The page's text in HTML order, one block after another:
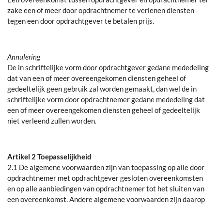
zake een of meer door opdrachtnemer te verlenen diensten
tegen een door opdrachtgever te betalen prijs.
Annulering
De in schriftelijke vorm door opdrachtgever gedane mededeling
dat van een of meer overeengekomen diensten geheel of
gedeeltelijk geen gebruik zal worden gemaakt, dan wel de in
schriftelijke vorm door opdrachtnemer gedane mededeling dat
een of meer overeengekomen diensten geheel of gedeeltelijk
niet verleend zullen worden.
Artikel 2 Toepasselijkheid
2.1 De algemene voorwaarden zijn van toepassing op alle door
opdrachtnemer met opdrachtgever gesloten overeenkomsten
en op alle aanbiedingen van opdrachtnemer tot het sluiten van
een overeenkomst. Andere algemene voorwaarden zijn daarop